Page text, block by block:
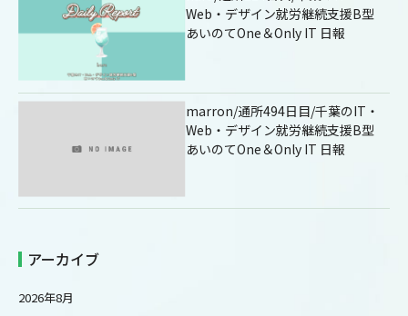
Web・デザイン就労継続支援B型
あいのてOne＆Only IT 日報
marron/通所494日目/千葉のIT・
Web・デザイン就労継続支援B型
あいのてOne＆Only IT 日報
アーカイブ
2026年8月